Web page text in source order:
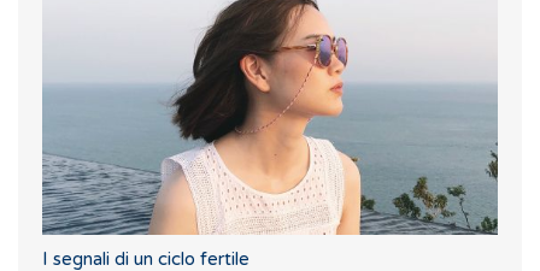
I segnali di un ciclo fertile